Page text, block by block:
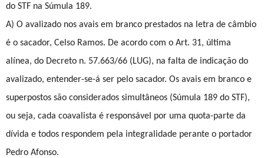
do STF na Súmula 189.
A) O avalizado nos avais em branco prestados na letra de câmbio
é o sacador, Celso Ramos. De acordo com o Art. 31, última
alínea, do Decreto n. 57.663/66 (LUG), na falta de indicação do
avalizado, entender-se-á ser pelo sacador. Os avais em branco e
superpostos são considerados simultâneos (Súmula 189 do STF),
ou seja, cada coavalista é responsável por uma quota-parte da
dívida e todos respondem pela integralidade perante o portador
Pedro Afonso.